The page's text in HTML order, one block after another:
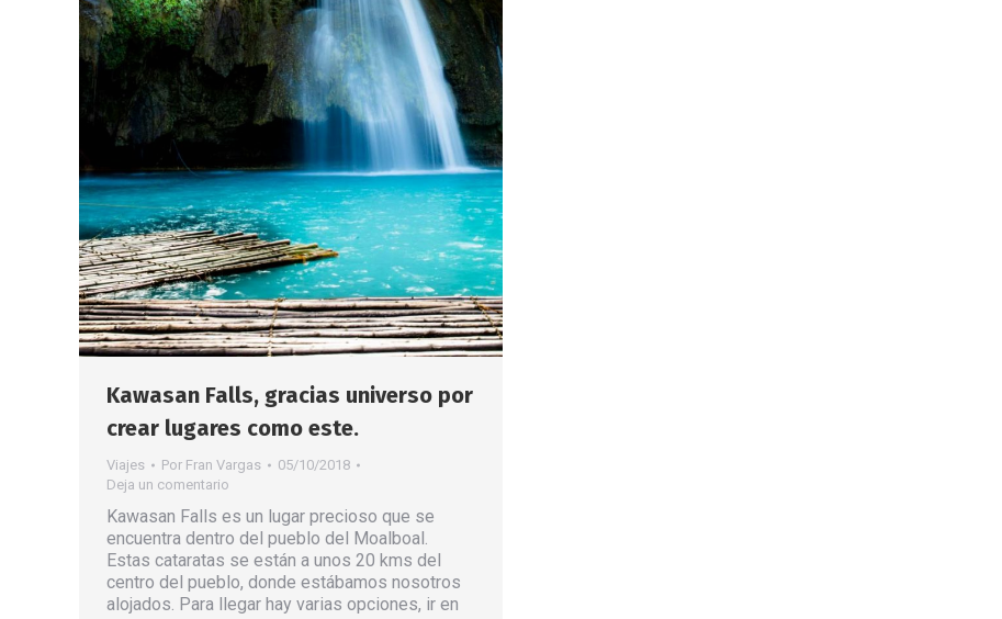
Kawasan Falls, gracias universo por
crear lugares como este.
Viajes Por Fran Vargas
05/10/2018
Deja un comentario
Kawasan Falls es un lugar precioso que se
encuentra dentro del pueblo del Moalboal.
Estas cataratas se están a unos 20 kms del
centro del pueblo, donde estábamos nosotros
alojados. Para llegar hay varias opciones, ir en